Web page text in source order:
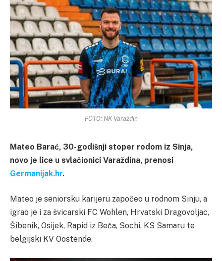
FOTO: NK Varaždin
Mateo Barać, 30-godišnji stoper rodom iz Sinja,
novo je lice u svlačionici Varaždina, prenosi
Germanijak.hr.
Mateo je seniorsku karijeru započeo u rodnom Sinju, a
igrao je i za švicarski FC Wohlen, Hrvatski Dragovoljac,
Šibenik, Osijek, Rapid iz Beča, Sochi, KS Samaru te
belgijski KV Oostende.